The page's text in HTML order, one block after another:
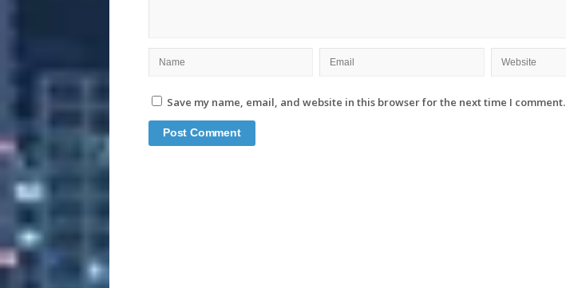
Save my name, email, and website in this browser for the next time I comment.